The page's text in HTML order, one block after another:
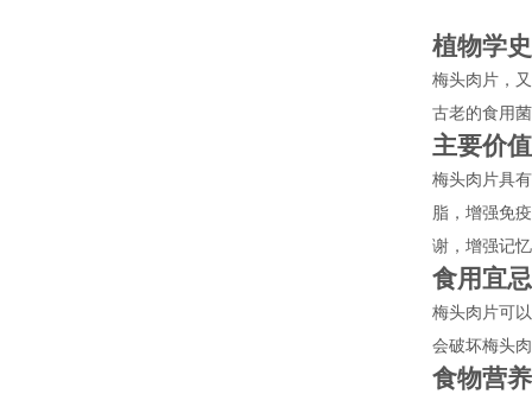
植物学史
梅头肉片，
古老的食用
主要价值
梅头肉片具
脂，增强免
谢，增强记
食用宜忌
梅头肉片可
会破坏梅头
食物营